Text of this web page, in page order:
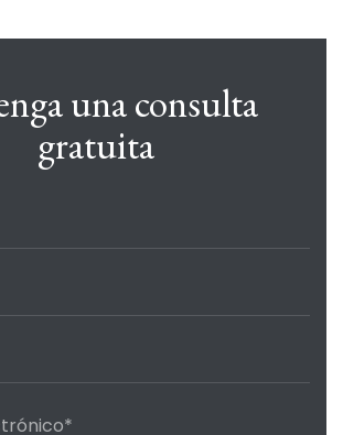
una consulta
gratuita